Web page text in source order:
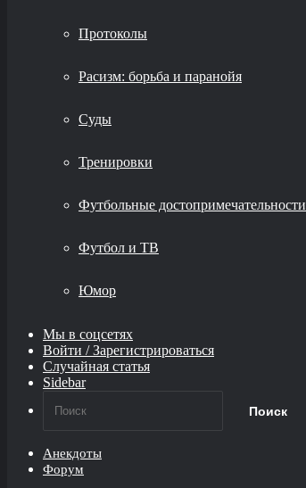
Протоколы
Расизм: борьба и паранойя
Суды
Тренировки
Футбольные достопримечательности
Футбол и ТВ
Юмор
Мы в соцсетях
Войти / Зарегистрироваться
Случайная статья
Sidebar
Поиск
Анекдоты
Форум